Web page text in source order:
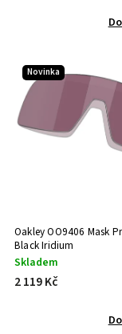
Novinka
Oakley OO9406 Mask
Black Iridium
Skladem
2 119 Kč